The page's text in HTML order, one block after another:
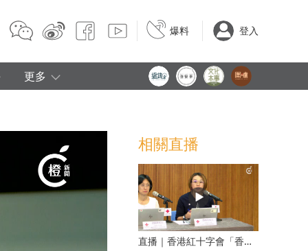
爆料 登入
更多
相關直播
直播｜香港紅十字會「香港災害風險與應對能力地圖2026」研究發佈會